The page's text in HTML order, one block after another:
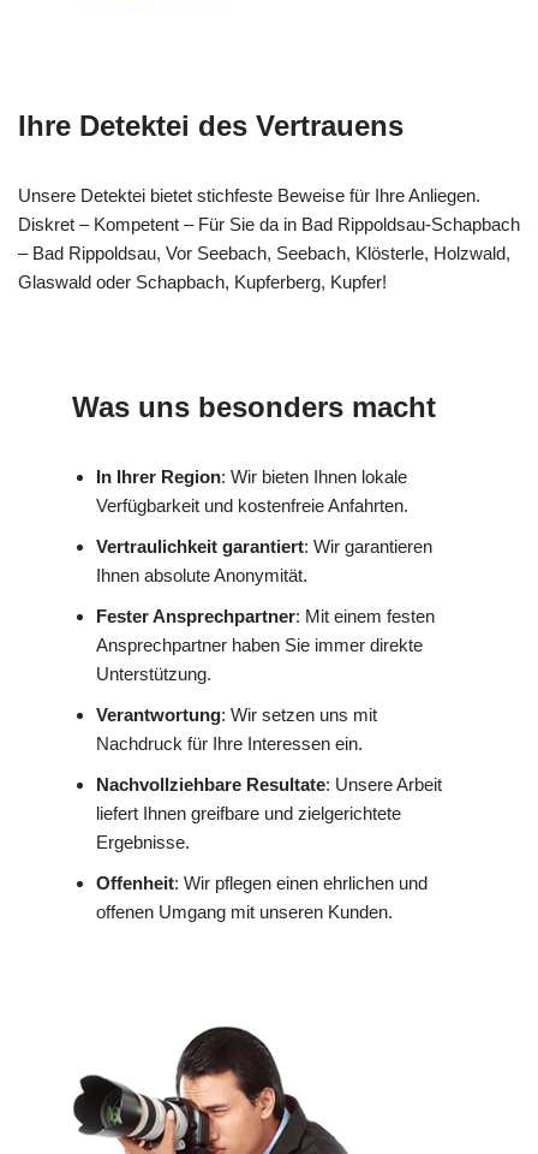
Ihre Detektei des Vertrauens
Unsere Detektei bietet stichfeste Beweise für Ihre Anliegen.
Diskret – Kompetent – Für Sie da in Bad Rippoldsau-Schapbach
– Bad Rippoldsau, Vor Seebach, Seebach, Klösterle, Holzwald,
Glaswald oder Schapbach, Kupferberg, Kupfer!
Was uns besonders macht
In Ihrer Region: Wir bieten Ihnen lokale
Verfügbarkeit und kostenfreie Anfahrten.
Vertraulichkeit garantiert: Wir garantieren
Ihnen absolute Anonymität.
Fester Ansprechpartner: Mit einem festen
Ansprechpartner haben Sie immer direkte
Unterstützung.
Verantwortung: Wir setzen uns mit
Nachdruck für Ihre Interessen ein.
Nachvollziehbare Resultate: Unsere Arbeit
liefert Ihnen greifbare und zielgerichtete
Ergebnisse.
Offenheit: Wir pflegen einen ehrlichen und
offenen Umgang mit unseren Kunden.